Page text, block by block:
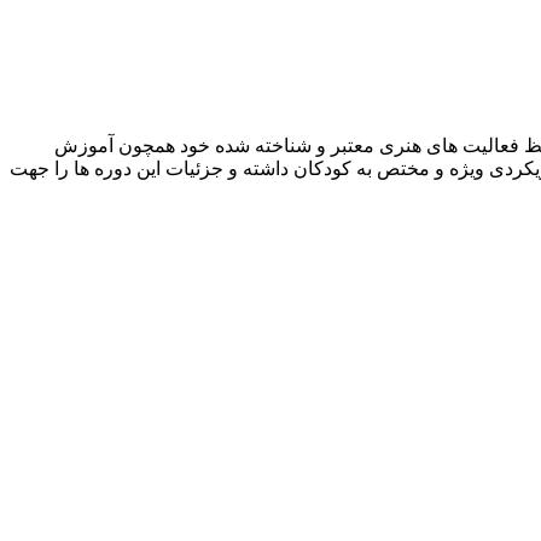
فعالیت های هنری معتبر و شناخته شده خود همچون آموزش
ویژه و مختص به کودکان داشته و جزئیات این دوره ها را جهت